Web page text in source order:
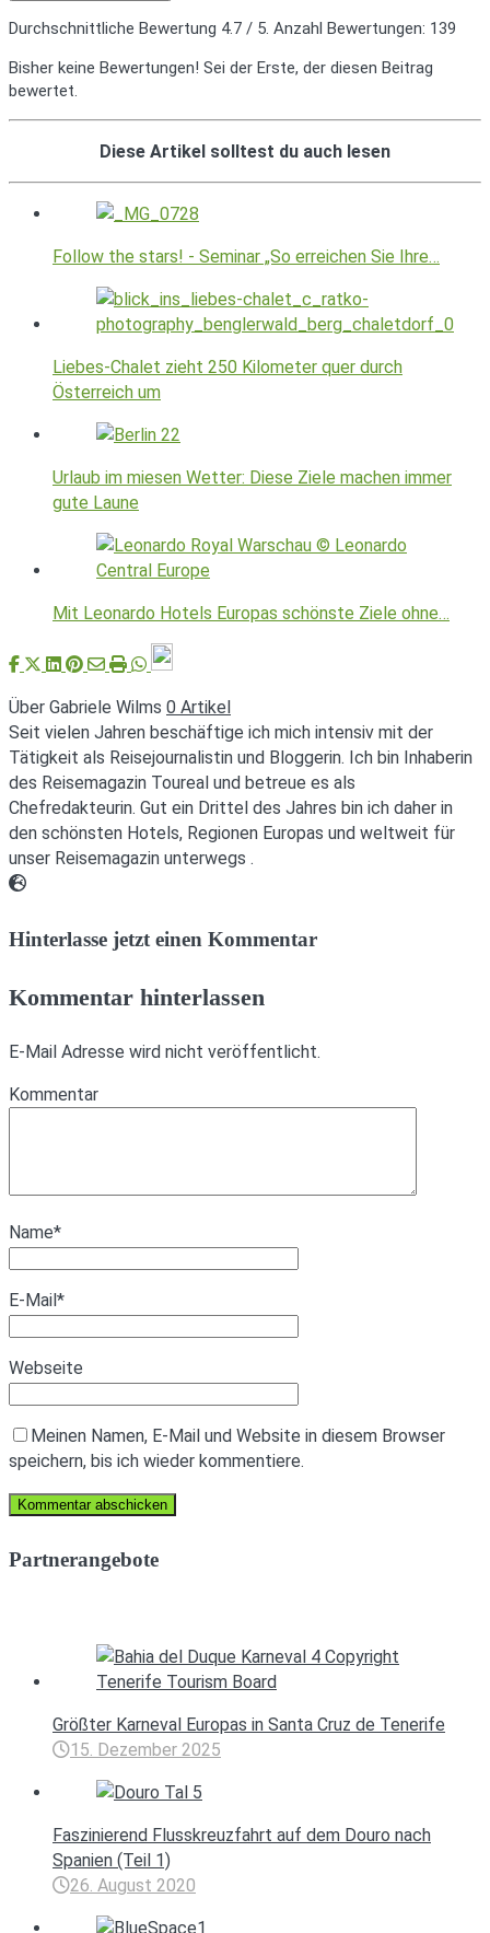
Durchschnittliche Bewertung 4.7 / 5. Anzahl Bewertungen: 139
Bisher keine Bewertungen! Sei der Erste, der diesen Beitrag
bewertet.
Diese Artikel solltest du auch lesen
Follow the stars! - Seminar „So erreichen Sie Ihre…
Liebes-Chalet zieht 250 Kilometer quer durch
Österreich um
Urlaub im miesen Wetter: Diese Ziele machen immer
gute Laune
Mit Leonardo Hotels Europas schönste Ziele ohne…
Über Gabriele Wilms 0 Artikel
Seit vielen Jahren beschäftige ich mich intensiv mit der
Tätigkeit als Reisejournalistin und Bloggerin. Ich bin Inhaberin
des Reisemagazin Toureal und betreue es als
Chefredakteurin. Gut ein Drittel des Jahres bin ich daher in
den schönsten Hotels, Regionen Europas und weltweit für
unser Reisemagazin unterwegs .
Webseite
Hinterlasse jetzt einen Kommentar
Kommentar hinterlassen
E-Mail Adresse wird nicht veröffentlicht.
Kommentar
Name*
E-Mail*
Webseite
Meinen Namen, E-Mail und Website in diesem Browser
speichern, bis ich wieder kommentiere.
Partnerangebote
Größter Karneval Europas in Santa Cruz de Tenerife
15. Dezember 2025
Faszinierend Flusskreuzfahrt auf dem Douro nach
Spanien (Teil 1)
26. August 2020